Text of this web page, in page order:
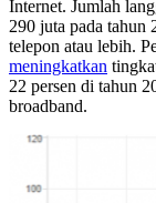
Internet. Jumlah
290 juta pada tahun
telepon atau lebih.
meningkatkan
22 persen di tahun
broadband.